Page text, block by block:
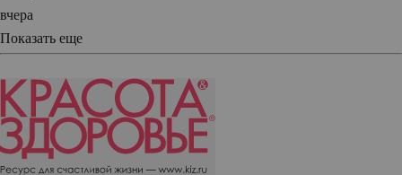
вчера
Показать еще